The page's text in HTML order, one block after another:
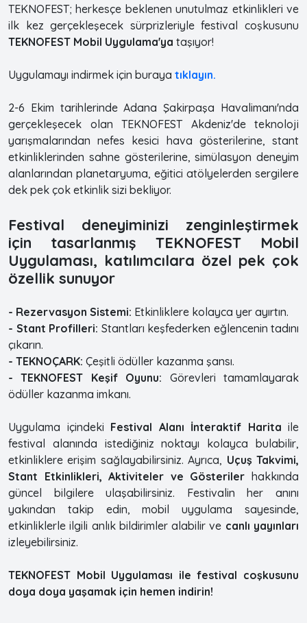
TEKNOFEST; herkesçe beklenen unutulmaz etkinlikleri ve
ilk kez gerçekleşecek sürprizleriyle festival coşkusunu
TEKNOFEST Mobil Uygulama'ya taşıyor!
Uygulamayı indirmek için buraya tıklayın.
2-6 Ekim tarihlerinde Adana Şakirpaşa Havalimanı'nda
gerçekleşecek olan TEKNOFEST Akdeniz'de teknoloji
yarışmalarından nefes kesici hava gösterilerine, stant
etkinliklerinden sahne gösterilerine, simülasyon deneyim
alanlarından planetaryuma, eğitici atölyelerden sergilere
dek pek çok etkinlik sizi bekliyor.
Festival deneyiminizi zenginleştirmek
için tasarlanmış TEKNOFEST Mobil
Uygulaması, katılımcılara özel pek çok
özellik sunuyor
- Rezervasyon Sistemi: Etkinliklere kolayca yer ayırtın.
- Stant Profilleri: Stantları keşfederken eğlencenin tadını
çıkarın.
- TEKNOÇARK: Çeşitli ödüller kazanma şansı.
- TEKNOFEST Keşif Oyunu: Görevleri tamamlayarak
ödüller kazanma imkanı.
Uygulama içindeki Festival Alanı İnteraktif Harita ile
festival alanında istediğiniz noktayı kolayca bulabilir,
etkinliklere erişim sağlayabilirsiniz. Ayrıca, Uçuş Takvimi,
Stant Etkinlikleri, Aktiviteler ve Gösteriler hakkında
güncel bilgilere ulaşabilirsiniz. Festivalin her anını
yakından takip edin, mobil uygulama sayesinde,
etkinliklerle ilgili anlık bildirimler alabilir ve canlı yayınları
izleyebilirsiniz.
TEKNOFEST Mobil Uygulaması ile festival coşkusunu
doya doya yaşamak için hemen indirin!